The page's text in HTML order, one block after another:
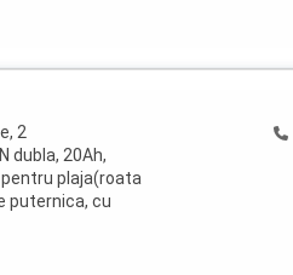
2
dubla, 20Ah,
plaja(roata
puternica, cu